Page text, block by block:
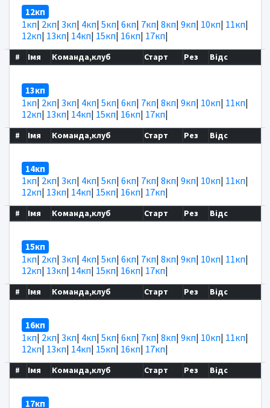
12кп
1кп| 2кп| 3кп| 4кп| 5кп| 6кп| 7кп| 8кп| 9кп| 10кп| 11кп|
12кп| 13кп| 14кп| 15кп| 16кп| 17кп|
# Імя Команда,клуб Старт Рез Відс
13кп
1кп| 2кп| 3кп| 4кп| 5кп| 6кп| 7кп| 8кп| 9кп| 10кп| 11кп|
12кп| 13кп| 14кп| 15кп| 16кп| 17кп|
# Імя Команда,клуб Старт Рез Відс
14кп
1кп| 2кп| 3кп| 4кп| 5кп| 6кп| 7кп| 8кп| 9кп| 10кп| 11кп|
12кп| 13кп| 14кп| 15кп| 16кп| 17кп|
# Імя Команда,клуб Старт Рез Відс
15кп
1кп| 2кп| 3кп| 4кп| 5кп| 6кп| 7кп| 8кп| 9кп| 10кп| 11кп|
12кп| 13кп| 14кп| 15кп| 16кп| 17кп|
# Імя Команда,клуб Старт Рез Відс
16кп
1кп| 2кп| 3кп| 4кп| 5кп| 6кп| 7кп| 8кп| 9кп| 10кп| 11кп|
12кп| 13кп| 14кп| 15кп| 16кп| 17кп|
# Імя Команда,клуб Старт Рез Відс
17кп